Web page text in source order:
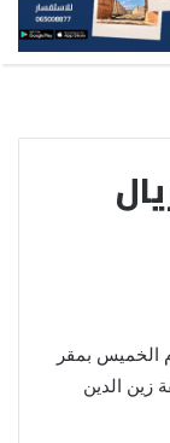
الخميس بمقر
زين الدين